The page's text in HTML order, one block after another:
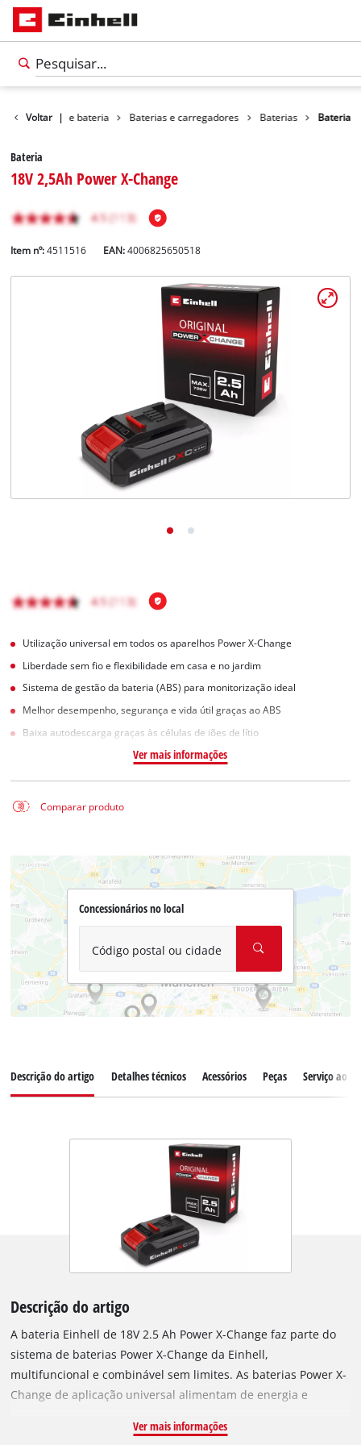
Voltar |
Sistema de bateria Baterias e carregadores Baterias Bateria
Bateria
18V 2,5Ah Power X-Change
Item nº: 4511516 EAN:4006825650518
Utilização universal em todos os aparelhos Power X-Change
Liberdade sem fio e flexibilidade em casa e no jardim
Sistema de gestão da bateria (ABS) para monitorização ideal
Melhor desempenho, segurança e vida útil graças ao ABS
Baixa autodescarga graças às células de iões de lítio
Ver mais informações
Comparar produto
Concessionários no local
Código postal ou cidade
Descrição do artigo Detalhes técnicos Acessórios Peças Serviço ao
Descrição do artigo
A bateria Einhell de 18V 2.5 Ah Power X-Change faz parte do
sistema de baterias Power X-Change da Einhell,
multifuncional e combinável sem limites. As baterias Power X-
Change de aplicação universal alimentam de energia e
produtos para o jardim e a oficina. Esta bateria de alta
Ver mais informações